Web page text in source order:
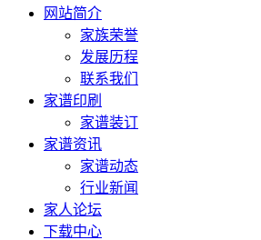
网站简介
家族荣誉
发展历程
联系我们
家谱印刷
家谱装订
家谱资讯
家谱动态
行业新闻
家人论坛
下载中心